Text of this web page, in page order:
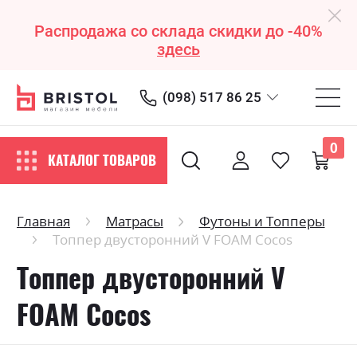
Распродажа со склада скидки до -40%
здесь
(098) 517 86 25
КАТАЛОГ ТОВАРОВ
0
Главная Матрасы
Футоны и Топперы
Топпер двусторонний V FOAM Cocos
Топпер двусторонний V
FOAM Cocos